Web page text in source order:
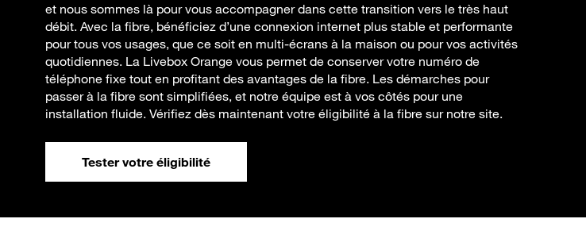
et nous sommes là pour vous accompagner dans cette transition vers le très haut
débit. Avec la fibre, bénéficiez d’une connexion internet plus stable et performante
pour tous vos usages, que ce soit en multi-écrans à la maison ou pour vos activités
quotidiennes. La Livebox Orange vous permet de conserver votre numéro de
téléphone fixe tout en profitant des avantages de la fibre. Les démarches pour
passer à la fibre sont simplifiées, et notre équipe est à vos côtés pour une
installation fluide. Vérifiez dès maintenant votre éligibilité à la fibre sur notre site.
Tester votre éligibilité